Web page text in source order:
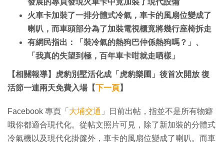
火車卡加裝了一排分體式冷氣，車卡的風扇位變成了
喇叭，而車頭部分為了加裝電視櫃竟將幾行座椅拆走
有網民指出：「裝冷氣的熱狗巴仲係熱狗嗎？」、
「我真的失望到極，百年車卡咁就走哂樣」
【相關報導】虎豹別墅活化成「虎豹樂圃」後首次開放 復
活節一連兩天免費入場【下一頁】
Facebook 專頁「 大埔交通 」日前出帖，指並不是所有物癖
哦你都適合現代化。從帖文照片可見，除了新加裝的分體式
冷氣機以及現代化掛簾外，車卡的風扇位變成了喇叭。而車